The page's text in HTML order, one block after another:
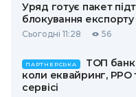
Уряд готує пакет
блокування експорту
Сьогодні 11:28 56
ПАРТНЕРСЬКА
ТОП
коли еквайринг, РРО
сервісі